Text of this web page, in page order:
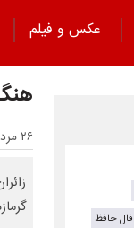
عکس و فیلم
۲۶ مرداد ۱۴۰۳ - ۰۲:۱۵
فال حافظ